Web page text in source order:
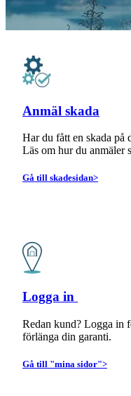
Anmäl skada
Har du fått en skada på
Läs om hur du anmäler
Gå till skadesidan>
Logga in
Redan kund? Logga in
förlänga din garanti.
Gå till "mina sidor">